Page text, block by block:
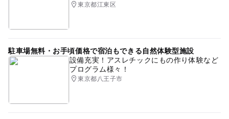
東京都江東区
駐車場無料・お手頃価格で宿泊もできる自然体験型施設
設備充実！アスレチックにもの作り体験など
プログラム様々！
東京都八王子市